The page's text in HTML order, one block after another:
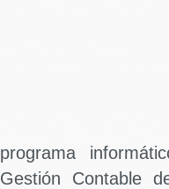
programa
Gestión Contable